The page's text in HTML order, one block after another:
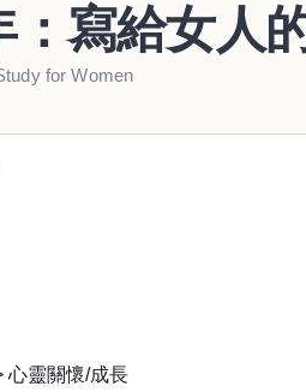
寫給女人
for Women
心靈關懷/成長